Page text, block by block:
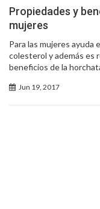
Propiedades y
mujeres
Para las mujeres ayuda
colesterol y además es
beneficios de la
Jun 19, 2017